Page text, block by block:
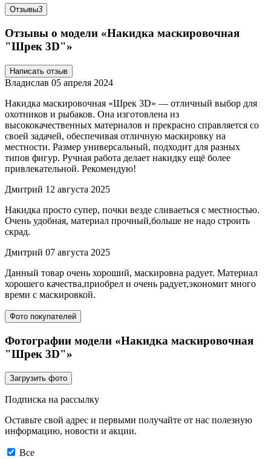
Отзывы3
Отзывы о модели «Накидка маскировочная
"Шрек 3D"»
Написать отзыв
Владислав 05 апреля 2024
Накидка маскировочная «Шрек 3D» — отличный выбор для
охотников и рыбаков. Она изготовлена из
высококачественных материалов и прекрасно справляется со
своей задачей, обеспечивая отличную маскировку на
местности. Размер универсальный, подходит для разных
типов фигур. Ручная работа делает накидку ещё более
привлекательной. Рекомендую!
Дмитрий 12 августа 2025
Накидка просто супер, почки везде сливаеться с местностью.
Очень удобная, материал прочный,больше не надо строить
скрад.
Дмитрий 07 августа 2025
Данный товар очень хороший, маскировна радует. Материал
хорошего качества,приобрел и очень радует,экономит много
времи с маскировкой.
Фото покупателей
Фотографии модели «Накидка маскировочная
"Шрек 3D"»
Загрузить фото
Подписка на рассылку
Оставьте свой адрес и первыми получайте от нас полезную
информацию, новости и акции.
Все